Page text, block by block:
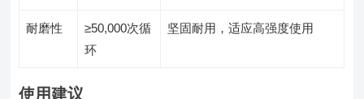
耐磨性
≥50,000次循
环
坚固耐用，适应高强度使用
使用建议